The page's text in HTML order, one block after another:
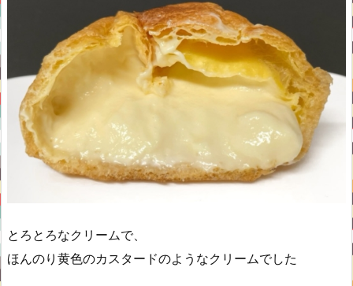
とろとろなクリームで、
ほんのり黄色のカスタードのようなクリームでした